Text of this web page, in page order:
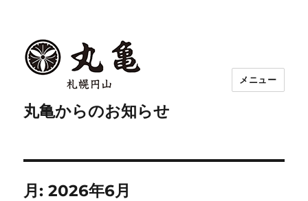
丸亀からのお知らせ
メニュー
月:2026年6月